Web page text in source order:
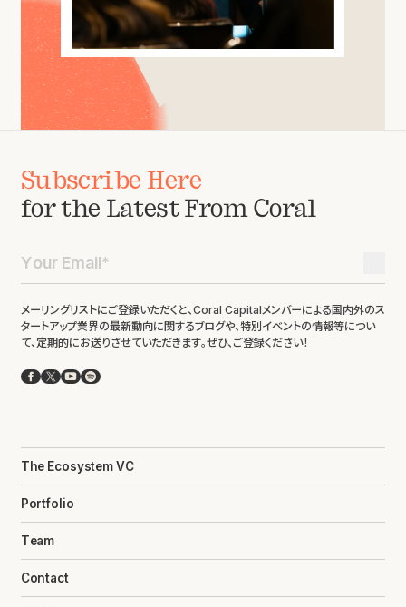
Subscribe Here
for the Latest From Coral
メーリングリストにご登録いただくと、Coral Capitalメンバーによる国内外のス
タートアップ業界の最新動向に関するブログや、特別イベントの情報等につい
て、定期的にお送りさせていただきます。ぜひ、ご登録ください！
Facebook
X YouTube
Spotify
The Ecosystem VC
Portfolio
Team
Contact